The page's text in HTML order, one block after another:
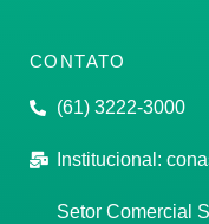
CONTATO
(61) 3222-3000
Institucional:
Setor Comercial